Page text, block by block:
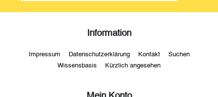
Information
Impressum Datenschutzerklärung Kontakt Suchen
Wissensbasis Kürzlich angesehen
Mein Konto